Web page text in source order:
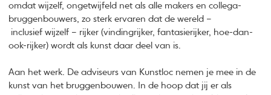
omdat wijzelf, ongetwijfeld net als alle makers en collega-
bruggenbouwers, zo sterk ervaren dat de wereld –
inclusief wijzelf – rijker (vindingrijker, fantasierijker, hoe-dan-
ook-rijker) wordt als kunst daar deel van is.
Aan het werk. De adviseurs van Kunstloc nemen je mee in de
kunst van het bruggenbouwen. In de hoop dat jij er als